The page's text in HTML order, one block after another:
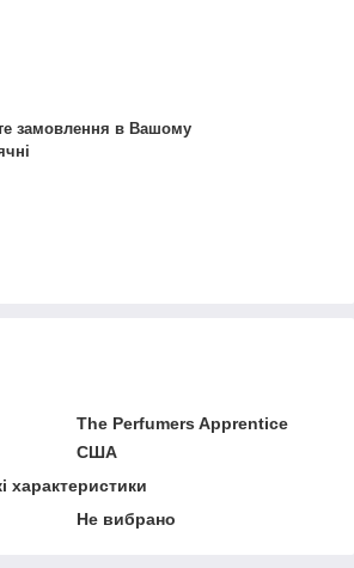
замовлення в Вашому
The Perfumers Apprentice
США
характеристики
Не вибрано